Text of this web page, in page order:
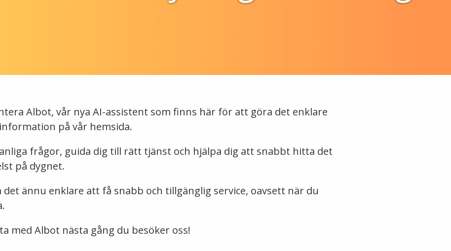
Albot, vår nya AI-assistent som finns här för att göra det enklare
på vår hemsida.
frågor, guida dig till rätt tjänst och hjälpa dig att snabbt hitta det
på dygnet.
det ännu enklare att få snabb och tillgänglig service, oavsett när du
med Albot nästa gång du besöker oss!